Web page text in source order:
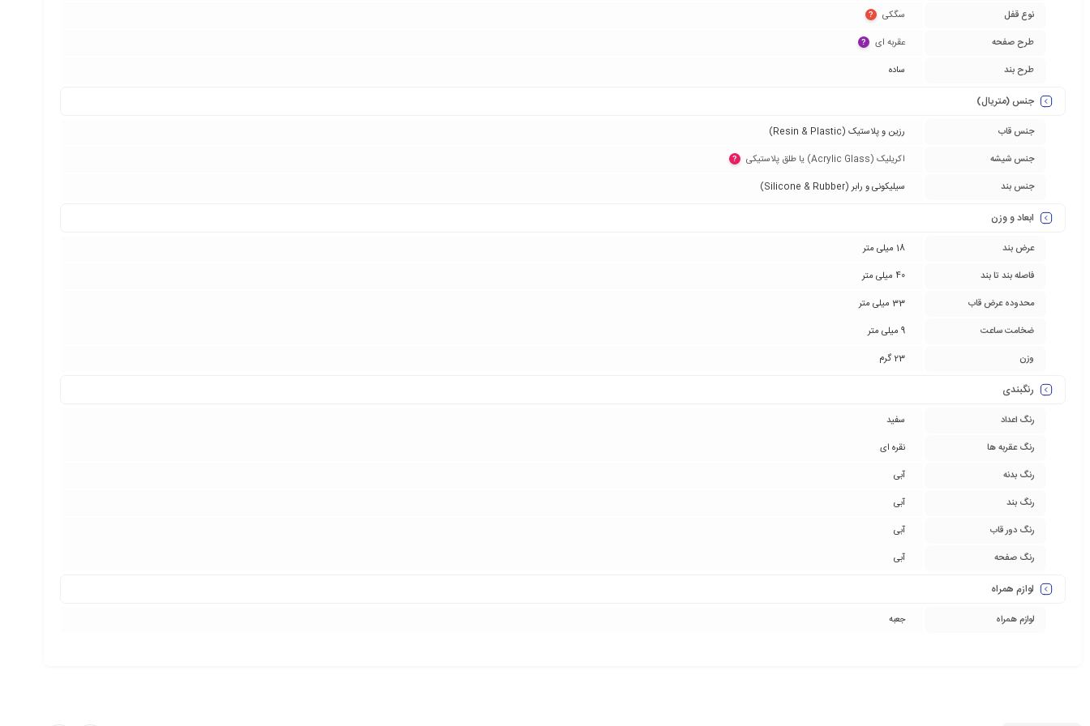
نوع قفل سگکی‏ ?
طرح صفحه عقربه ای‏ ?
طرح بند ساده
جنس (متریال)
جنس قاب
رزین و پلاستیک (Resin & Plastic)
جنس شیشه
اکریلیک (Acrylic Glass) یا طلق پلاستیکی‏ ?
جنس بند سیلیکونی و رابر (Silicone & Rubber)
ابعاد و وزن
عرض بند
18 میلی متر
فاصله بند تا بند
40 میلی متر
محدوده عرض قاب
33 میلی متر
ضخامت ساعت
9 میلی متر
وزن
23 گرم
رنگبندی
رنگ اعداد
سفید
رنگ عقربه ها
نقره ای
رنگ بدنه
آبی
رنگ بند
آبی
رنگ دور قاب
آبی
رنگ صفحه
آبی
لوازم همراه
لوازم همراه جعبه